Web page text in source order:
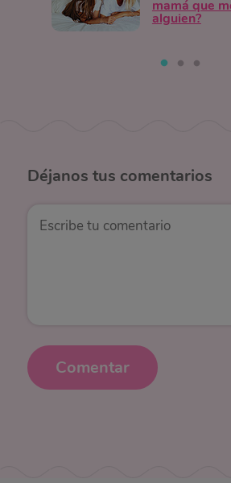
mamá que
alguien?
Déjanos tus comentarios
Comentar